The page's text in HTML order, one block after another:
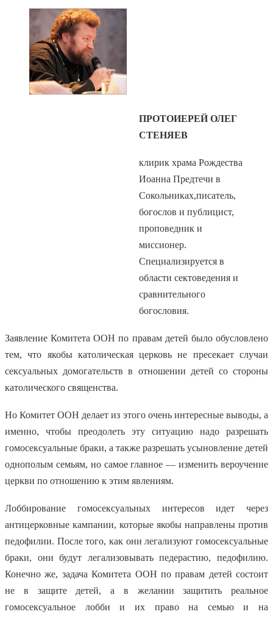
ПРОТОИЕРЕЙ ОЛЕГ
СТЕНЯЕВ
клирик храма Рождества
Иоанна Предтечи в
Сокольниках,писатель,
богослов и публицист,
проповедник и
миссионер.
Специализируется в
области сектоведения и
сравнительного
богословия.
Заявление Комитета ООН по правам детей было обусловлено
тем, что якобы католическая церковь не пресекает случаи
сексуальных домогательств в отношении детей со стороны
католического священства.
Но Комитет ООН делает из этого очень интересные выводы, а
именно, чтобы преодолеть эту ситуацию надо разрешать
гомосексуальные браки, а также разрешать усыновление детей
однополым семьям, но самое главное — изменить вероучение
церкви по отношению к этим явлениям.
Лоббирование гомосексуальных интересов идет через
антицерковные кампании, которые якобы направлены против
педофилии. После того, как они легализуют гомосексуальные
браки, они будут легализовывать педерастию, педофилию.
Конечно же, задача Комитета ООН по правам детей состоит
не в защите детей, а в желании защитить реальное
гомосексуальное лобби и их право на семью и на